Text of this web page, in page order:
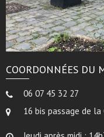
COORDONNÉES DU
06 07 45 32 27
16 bis passage de